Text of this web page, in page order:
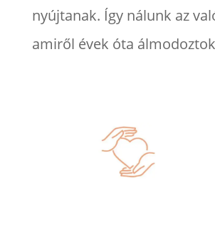
nyújtanak. Így nálunk az
amiről évek óta